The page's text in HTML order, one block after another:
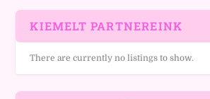
KIEMELT PARTNEREINK
There are currently no listings to show.